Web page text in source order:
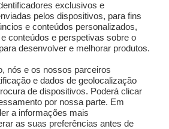
VP OF
exclusivos e
pelos dispositivos, para fins
e conteúdos personalizados,
conteúdos e perspetivas sobre o
desenvolver e melhorar produtos.
nós e os nossos parceiros
e dados de geolocalização
de dispositivos. Poderá clicar
por nossa parte. Em
a informações mais
as suas preferências antes de